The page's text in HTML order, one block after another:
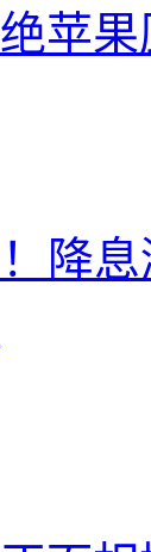
苹
降